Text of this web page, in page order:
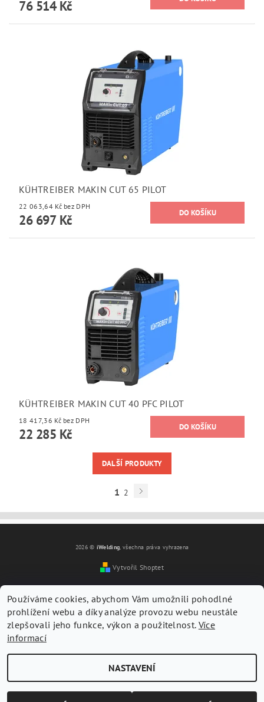
76 514 Kč
KÜHTREIBER MAKIN CUT 65 PILOT
22 063,64 Kč bez DPH
26 697 Kč
KÜHTREIBER MAKIN CUT 40 PFC PILOT
18 417,36 Kč bez DPH
22 285 Kč
DALŠÍ PRODUKTY
1 2
2026 © iWelding, všechna práva vyhrazena
Vytvořil Shoptet
Používáme cookies, abychom Vám umožnili pohodlné
prohlížení webu a díky analýze provozu webu neustále
zlepšovali jeho funkce, výkon a použitelnost. Více
informací
NASTAVENÍ